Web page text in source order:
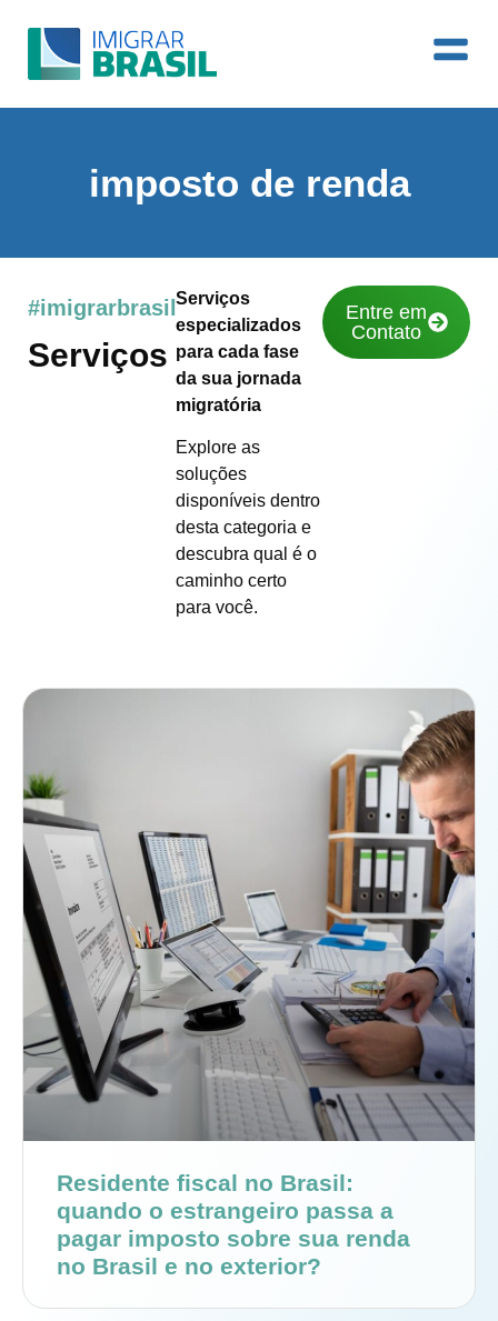
imposto de renda
#imigrarbrasil
Serviços
Serviços
especializados
para cada fase
da sua jornada
migratória
Explore as
soluções
disponíveis dentro
desta categoria e
descubra qual é o
caminho certo
para você.
Entre em
Contato
Residente fiscal no Brasil:
quando o estrangeiro passa a
pagar imposto sobre sua renda
no Brasil e no exterior?